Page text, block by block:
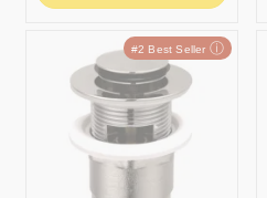
#2 Best Seller ⓘ